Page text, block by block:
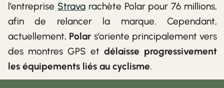
l’entreprise Stravarachète Polar pour 76 millions,
afin de relancer la marque. Cependant,
actuellement, Polar s’oriente principalement vers
des montres GPS et délaisse progressivement
les équipements liés au cyclisme.